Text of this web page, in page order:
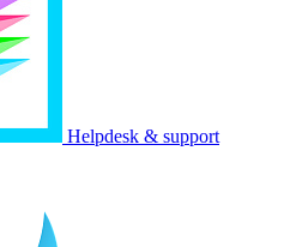
Helpdesk & support